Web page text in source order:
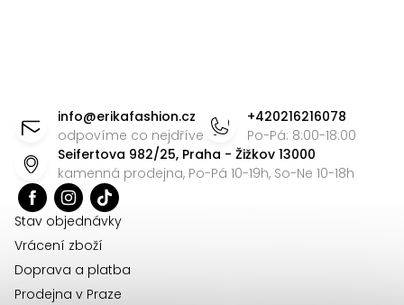
info@erikafashion.cz
odpovíme co nejdříve
+420216216078
Po-Pá: 8:00-18:00
Seifertova 982/25, Praha - Žižkov 13000
kamenná prodejna, Po-Pá 10-19h, So-Ne 10-18h
Stav objednávky
Vrácení zboží
Doprava a platba
Prodejna v Praze